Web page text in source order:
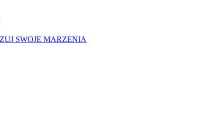
SWOJE MARZENIA